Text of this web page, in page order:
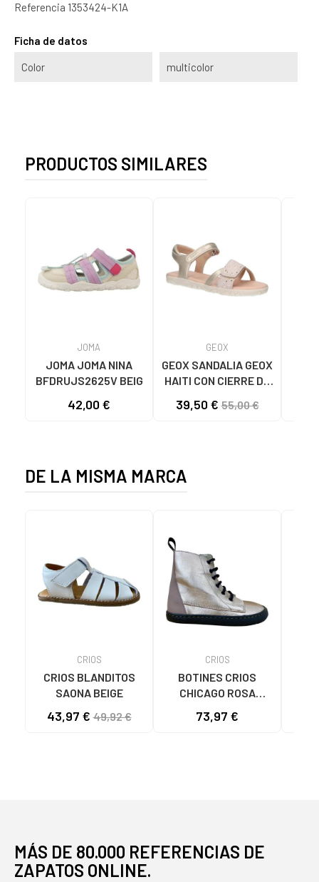
Referencia 1353424-K1A
Ficha de datos
Color multicolor
PRODUCTOS SIMILARES
JOMA
JOMA JOMA NINA
BFDRUJS2625V BEIG
42,00 €
GEOX
GEOX SANDALIA GEOX
HAITI CON CIERRE DE
GOLD
39,50 €55,00 €
DE LA MISMA MARCA
CRIOS
CRIOS BLANDITOS
SAONA BEIGE
43,97 €49,92 €
CRIOS
BOTINES CRIOS
CHICAGO ROSA
CORDONES ROSA
73,97 €
MÁS DE 80.000 REFERENCIAS DE
ZAPATOS ONLINE.